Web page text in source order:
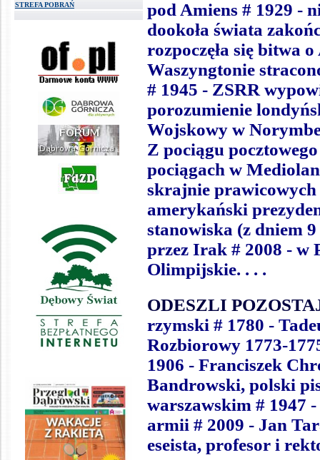
STREFA POBRAŃ
pod Amiens # 1929 -
dookoła świata
rozpoczęła się bitwa
Waszyngtonie
# 1945 - ZSRR
porozumienie
Wojskowy w
Z pociągu
pociągach w
skrajnie
amerykański
stanowiska (z dniem
przez Irak # 2008 - w
Olimpijskie. . . .
ODESZLI
rzymski # 1780 -
Rozbiorowy 1773-
1906 - Franciszek
Bandrowski, polski
warszawskim # 1947
armii # 2009 - Jan
eseista, profesor i